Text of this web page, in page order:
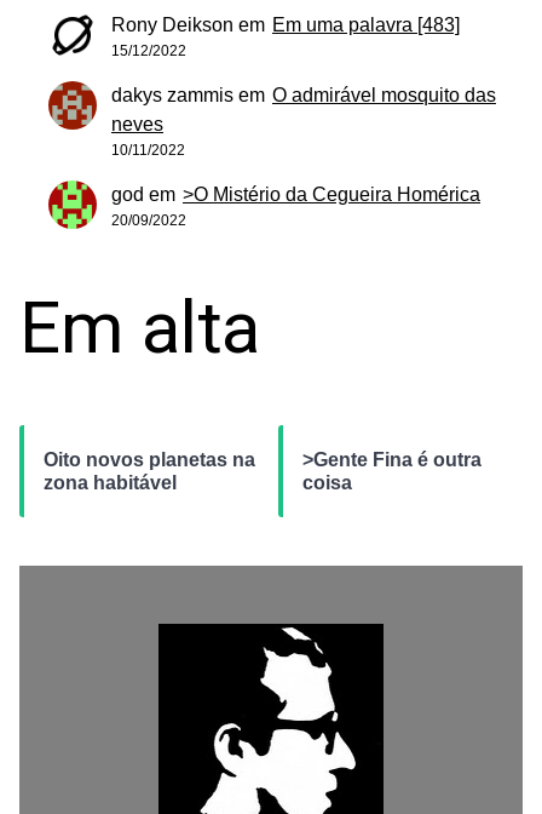
Rony Deikson em Em uma palavra [483]
15/12/2022
dakys zammis em O admirável mosquito das
neves
10/11/2022
god em >O Mistério da Cegueira Homérica
20/09/2022
Em alta
Oito novos planetas na
zona habitável
>Gente Fina é outra
coisa